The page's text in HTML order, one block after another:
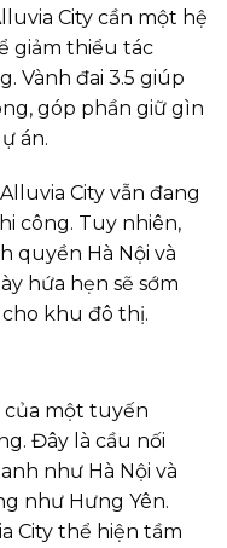
City cần một hệ
giảm thiểu tác
Vành đai 3.5 giúp
góp phần giữ gìn
án.
City vẫn đang
công. Tuy nhiên,
quyền Hà Nội và
hứa hẹn sẽ sớm
khu đô thị.
của một tuyến
Đây là cầu nối
như Hà Nội và
như Hưng Yên.
City thể hiện tầm